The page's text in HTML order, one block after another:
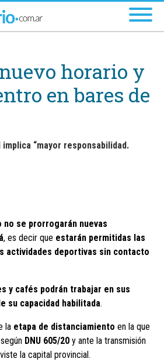
horario y
en bares de
“mayor responsabilidad.
se prorrogarán nuevas
, es decir que estarán permitidas las
actividades deportivas sin contacto
y cafés podrán trabajar en sus
su capacidad habilitada.
la etapa de distanciamiento en la que
según DNU 605/20 y ante la transmisión
la capital provincial.